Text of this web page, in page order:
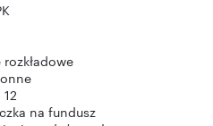
na fundusz